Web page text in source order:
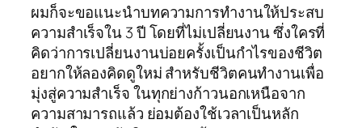
ผมก็จะขอแนะนำบทความการทำงานให้ประสบ
ความสำเร็จใน 3 ปี โดยที่ไม่เปลี่ยนงาน ซึ่งใครที่
คิดว่าการเปลี่ยนงานบ่อยครั้งเป็นกำไรของชีวิต
อยากให้ลองคิดดูใหม่ สำหรับชีวิตคนทำงานเพื่อ
มุ่งสู่ความสำเร็จ ในทุกย่างก้าวนอกเหนือจาก
ความสามารถแล้ว ย่อมต้องใช้เวลาเป็นหลัก